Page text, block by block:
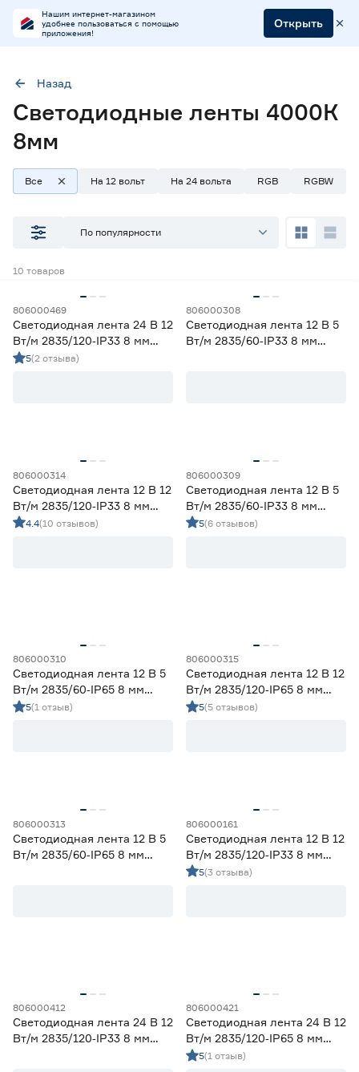
Нашим интернет-магазином
удобнее пользоваться с помощью
приложения!
Открыть
Цветовая температура (К) 3800-4200 (дневной) Ширина (мм)8
Наличие в магазинах
Ростовское шоссе, 28/7
Тип
Ленты диодные для бани и сауны
0
Ленты диодные для влажных помещений
Применение
Декоративная подсветка (до 990 лм/м)
3500-4100К - Нейтральный
5000-6500К - Холодный
0
Регулируемый (белый)
0
Цветной
3000 (теплый)
3800-4200 (дневной)
10
4000 (нейтральный)
Степень защиты (IP)
33
1 1,2
Назад
Светодиодные ленты 4000К
8мм
Все На 12 вольт На 24 вольта RGB RGBW
По популярности
10 товаров
806000469
Светодиодная лента 24 В 12
Вт/м 2835/120‑IP33 8 мм
дневной 5 м Geniled
5(2 отзыва)
806000308
Светодиодная лента 12 В 5
Вт/м 2835/60‑IP33 8 мм
806000314
Светодиодная лента 12 В 12
Вт/м 2835/120‑IP33 8 мм
дневной 5 м Geniled
4.4(10 отзывов)
806000309
Светодиодная лента 12 В 5
Вт/м 2835/60‑IP33 8 мм
дневной 5 м Geniled
5(6 отзывов)
806000310
Светодиодная лента 12 В 5
Вт/м 2835/60‑IP65 8 мм
дневной 2 м Geniled
5(1 отзыв)
806000315
Светодиодная лента 12 В 12
Вт/м 2835/120‑IP65 8 мм
дневной 5 м Geniled
5(5 отзывов)
806000313
Светодиодная лента 12 В 5
Вт/м 2835/60‑IP65 8 мм
806000161
Светодиодная лента 12 В 12
Вт/м 2835/120‑IP33 8 мм
дневной 2 м Geniled
5(3 отзыва)
806000412
Светодиодная лента 24 В 12
Вт/м 2835/120‑IP33 8 мм
806000421
Светодиодная лента 24 В 12
Вт/м 2835/120‑IP65 8 мм
дневной 5 м Geniled
5(1 отзыв)